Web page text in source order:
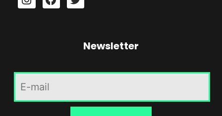
Newsletter